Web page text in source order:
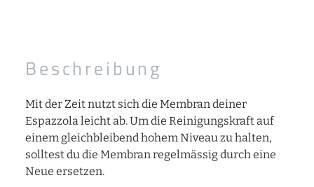
Beschreibung
Mit der Zeit nutzt sich die Membran deiner
Espazzola leicht ab. Um die Reinigungskraft auf
einem gleichbleibend hohem Niveau zu halten,
solltest du die Membran regelmässig durch eine
Neue ersetzen.